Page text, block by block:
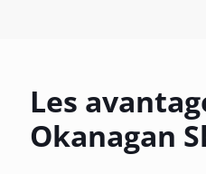
Les
Okanagan